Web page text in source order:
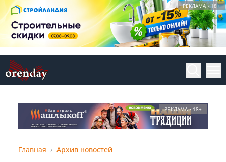
РЕКЛАМА • 18+
РЕКЛАМА • 18+
Главная Архив новостей